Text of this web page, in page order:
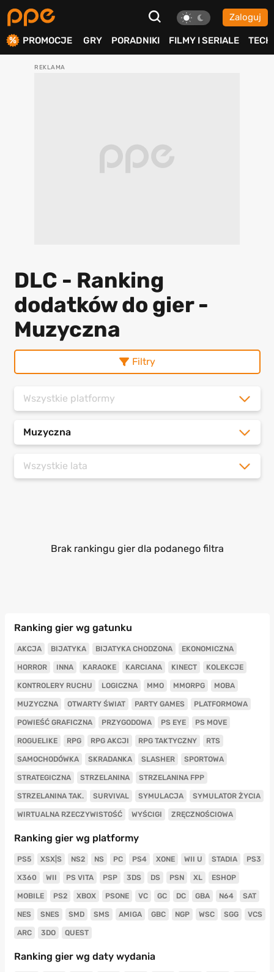
Zaloguj
PROMOCJE GRY PORADNIKI FILMY I SERIALE TECH
DLC - Ranking
dodatków do gier -
Muzyczna
Filtry
Wszystkie platformy
Muzyczna
Wszystkie lata
Brak rankingu gier dla podanego filtra
Ranking gier wg gatunku
AKCJA BIJATYKA BIJATYKA CHODZONA EKONOMICZNA
HORROR INNA KARAOKE KARCIANA KINECT KOLEKCJE
KONTROLERY RUCHU LOGICZNA MMO MMORPG MOBA
MUZYCZNA OTWARTY ŚWIAT PARTY GAMES PLATFORMOWA
POWIEŚĆ GRAFICZNA PRZYGODOWA PS EYE PS MOVE
ROGUELIKE RPG RPG AKCJI RPG TAKTYCZNY RTS
SAMOCHODÓWKA SKRADANKA SLASHER SPORTOWA
STRATEGICZNA STRZELANINA STRZELANINA FPP
STRZELANINA TAK. SURVIVAL SYMULACJA SYMULATOR ŻYCIA
WIRTUALNA RZECZYWISTOŚĆ WYŚCIGI ZRĘCZNOŚCIOWA
Ranking gier wg platformy
PS5 XSX|S NS2 NS PC PS4 XONE WII U STADIA PS3
X360 WII PS VITA PSP 3DS DS PSN XL ESHOP
MOBILE PS2 XBOX PSONE VC GC DC GBA N64 SAT
NES SNES SMD SMS AMIGA GBC NGP WSC SGG VCS
ARC 3DO QUEST
Ranking gier wg daty wydania